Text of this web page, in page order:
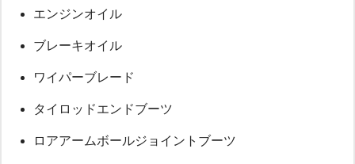
エンジンオイル
ブレーキオイル
ワイパーブレード
タイロッドエンドブーツ
ロアアームボールジョイントブーツ